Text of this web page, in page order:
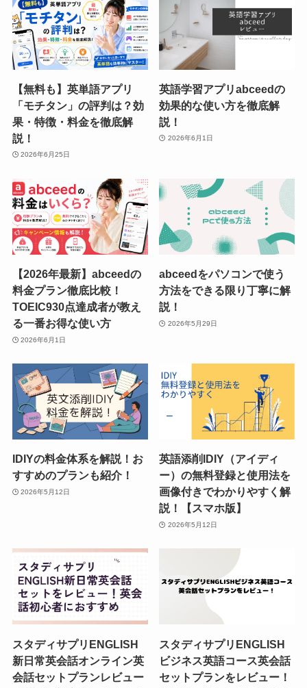
【無料も】英単語アプリ
「モチタン」の評判は？効
果・特徴・料金を徹底解
説！
2026年6月25日
英語学習アプリabceedの
効果的な使い方を徹底解
説！
2026年6月1日
【2026年最新】abceedの
料金プラン徹底比較！
TOEIC930点達成者が教え
る一番お得な使い方
2026年6月1日
abceedをパソコンで使う
方法をできる限り丁寧に解
説！
2026年5月29日
IDIYの料金体系を解説！お
すすめのプランも紹介！
2026年5月12日
英語添削IDIY（アイディ
ー）の無料登録と使用法を
画像付きでわかりやすく解
説！【スマホ版】
2026年5月12日
スタディサプリENGLISH
新日常英会話オンライン英
会話セットプランレビュー
スタディサプリENGLISH
ビジネス英語コース英会話
セットプランをレビュー！